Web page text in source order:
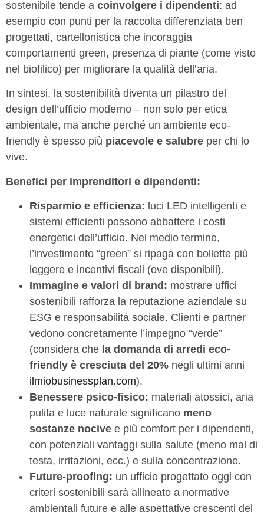
sostenibile tende a coinvolgere i dipendenti: ad
esempio con punti per la raccolta differenziata ben
progettati, cartellonistica che incoraggia
comportamenti green, presenza di piante (come visto
nel biofilico) per migliorare la qualità dell’aria.
In sintesi, la sostenibilità diventa un pilastro del
design dell’ufficio moderno – non solo per etica
ambientale, ma anche perché un ambiente eco-
friendly è spesso più piacevole e salubre per chi lo
vive.
Benefici per imprenditori e dipendenti:
Risparmio e efficienza: luci LED intelligenti e
sistemi efficienti possono abbattere i costi
energetici dell’ufficio. Nel medio termine,
l’investimento “green” si ripaga con bollette più
leggere e incentivi fiscali (ove disponibili).
Immagine e valori di brand: mostrare uffici
sostenibili rafforza la reputazione aziendale su
ESG e responsabilità sociale. Clienti e partner
vedono concretamente l’impegno “verde”
(considera che la domanda di arredi eco-
friendly è cresciuta del 20% negli ultimi anni
ilmiobusinessplan.com).
Benessere psico-fisico: materiali atossici, aria
pulita e luce naturale significano meno
sostanze nocive e più comfort per i dipendenti,
con potenziali vantaggi sulla salute (meno mal di
testa, irritazioni, ecc.) e sulla concentrazione.
Future-proofing: un ufficio progettato oggi con
criteri sostenibili sarà allineato a normative
ambientali future e alle aspettative crescenti dei